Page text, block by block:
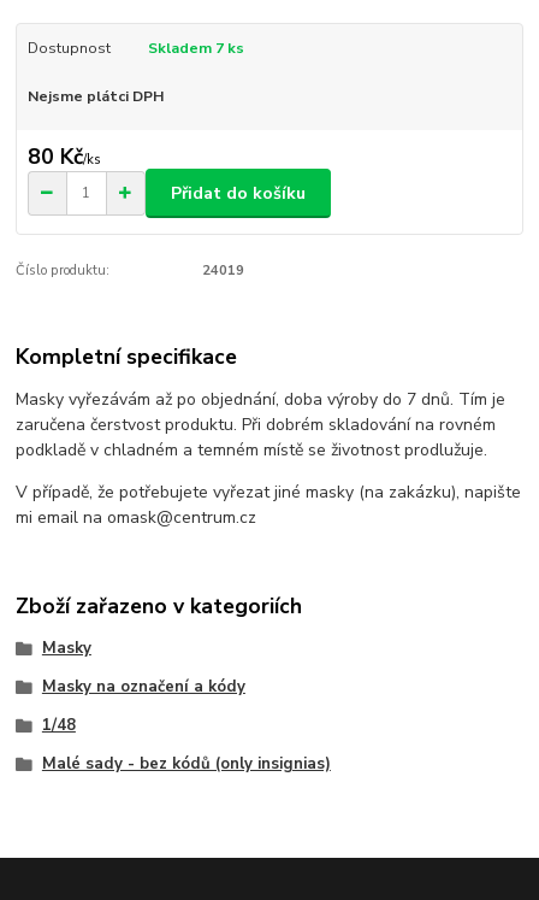
Dostupnost Skladem 7 ks
Nejsme plátci DPH
80 Kč/ks
Přidat do košíku
Číslo produktu: 24019
Kompletní specifikace
Masky vyřezávám až po objednání, doba výroby do 7 dnů. Tím je
zaručena čerstvost produktu. Při dobrém skladování na rovném
podkladě v chladném a temném místě se životnost prodlužuje.
V případě, že potřebujete vyřezat jiné masky (na zakázku), napište
mi email na omask@centrum.cz
Zboží zařazeno v kategoriích
Masky
Masky na označení a kódy
1/48
Malé sady - bez kódů (only insignias)